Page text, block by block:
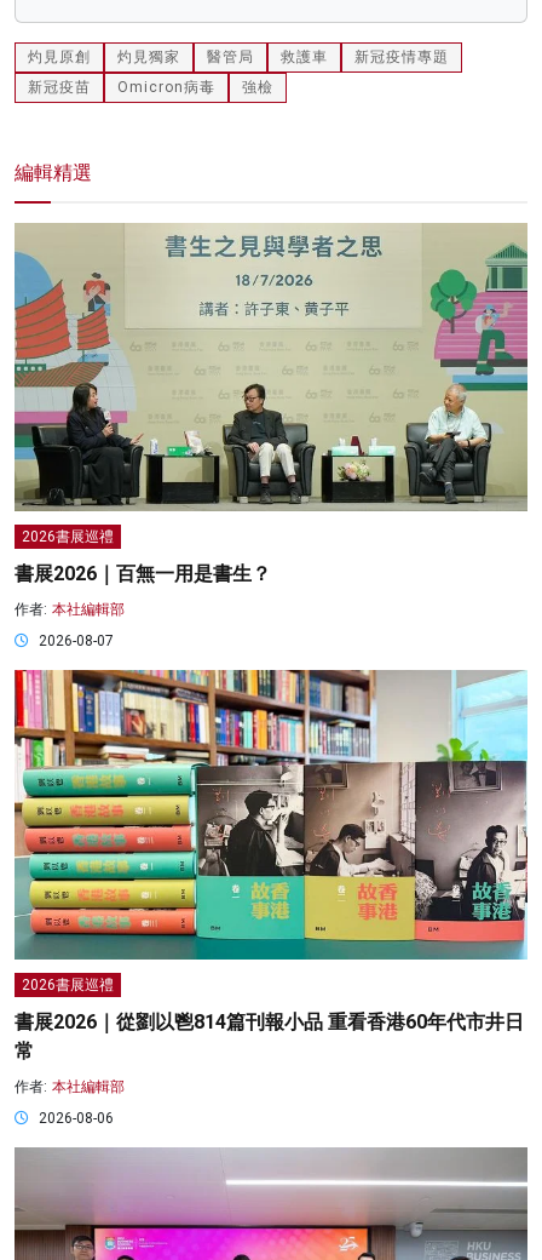
灼見原創 灼見獨家 醫管局 救護車
新冠疫情專題
新冠疫苗
Omicron病毒 強檢
編輯精選
2026書展巡禮
書展2026｜百無一用是書生？
作者: 本社編輯部
2026-08-07
2026書展巡禮
書展2026｜從劉以鬯814篇刊報小品 重看香港60年代市井日
常
作者: 本社編輯部
2026-08-06